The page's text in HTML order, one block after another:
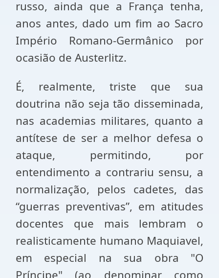
russo, ainda que a França tenha,
anos antes, dado um fim ao Sacro
Império Romano-Germânico por
ocasião de Austerlitz.
É, realmente, triste que sua
doutrina não seja tão disseminada,
nas academias militares, quanto a
antítese de ser a melhor defesa o
ataque, permitindo, por
entendimento a contrariu sensu, a
normalização, pelos cadetes, das
“guerras preventivas”, em atitudes
docentes que mais lembram o
realisticamente humano Maquiavel,
em especial na sua obra "O
Príncipe" (ao denominar como